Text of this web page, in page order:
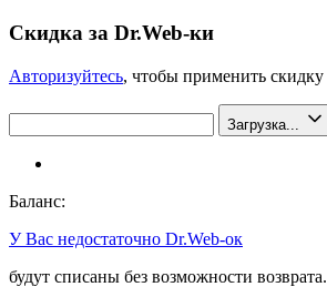
Скидка за Dr.Web-ки
Авторизуйтесь, чтобы применить скидку
Загрузка...
Баланс:
У Вас недостаточно Dr.Web-ок
будут списаны без возможности возврата.